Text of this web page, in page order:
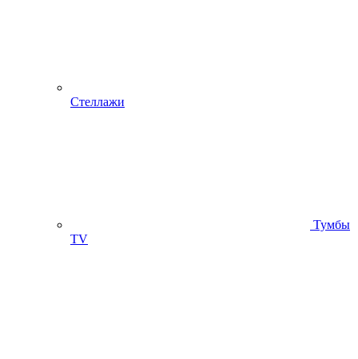
Стеллажи
Тумбы
ТV